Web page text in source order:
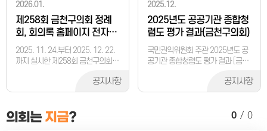
2026.01.
제258회 금천구의회 정례
회, 회의록 홈페이지 전자회
의록 공개일정 공지
2025. 11. 24.부터 2025. 12. 22.
까지 실시한 제258회 금천구의회
공지사항
2025.12.
2025년도 공공기관 종합청
렴도 평가 결과(금천구의회)
국민권익위원회 주관 2025년도 공
공기관 종합청렴도 평가 결과 [금천
공지사항
의회는 지금? 0 / 0